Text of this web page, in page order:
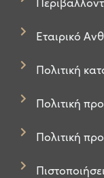
Εταιρικό
Πολιτική
Πολιτική
Πολιτική